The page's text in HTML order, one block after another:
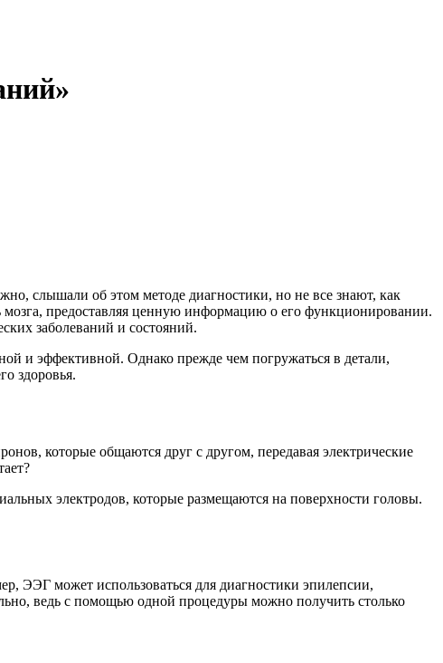
слышали об этом методе диагностики, но не все знают, как
мозга, предоставляя ценную информацию о его функционировании.
заболеваний и состояний.
и эффективной. Однако прежде чем погружаться в детали,
здоровья.
которые общаются друг с другом, передавая электрические
электродов, которые размещаются на поверхности головы.
ЭЭГ может использоваться для диагностики эпилепсии,
ведь с помощью одной процедуры можно получить столько